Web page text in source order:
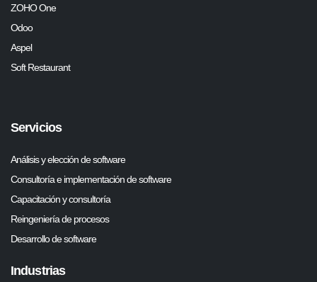
ZOHO One
Odoo
Aspel
Soft Restaurant
Servicios
Análisis y elección de software
Consultoría e implementación de software
Capacitación y consultoría
Reingeniería de procesos
Desarrollo de software
Industrias